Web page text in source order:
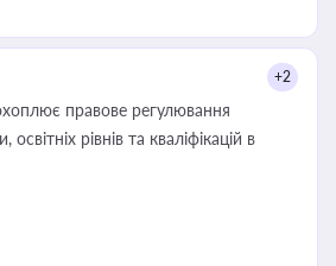
+2
правове регулювання
рівнів та кваліфікацій в